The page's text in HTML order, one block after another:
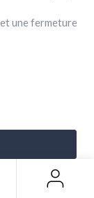
une fermeture